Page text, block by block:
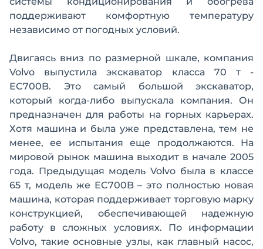
поддерживают комфортную температуру
независимо от погодных условий.
Двигаясь вниз по размерной шкале, компания
Volvo выпустила экскаватор класса 70 т -
EC700B. Это самый большой экскаватор,
который когда-либо выпускала компания. Он
предназначен для работы на горных карьерах.
Хотя машина и была уже представлена, тем не
менее, ее испытания еще продолжаются. На
мировой рынок машина выходит в начале 2005
года. Предыдущая модель Volvo была в классе
65 т, модель же EC700B – это полностью новая
машина, которая поддерживает торговую марку
конструкцией, обеспечивающей надежную
работу в сложных условиях. По информации
Volvo, такие основные узлы, как главный насос,